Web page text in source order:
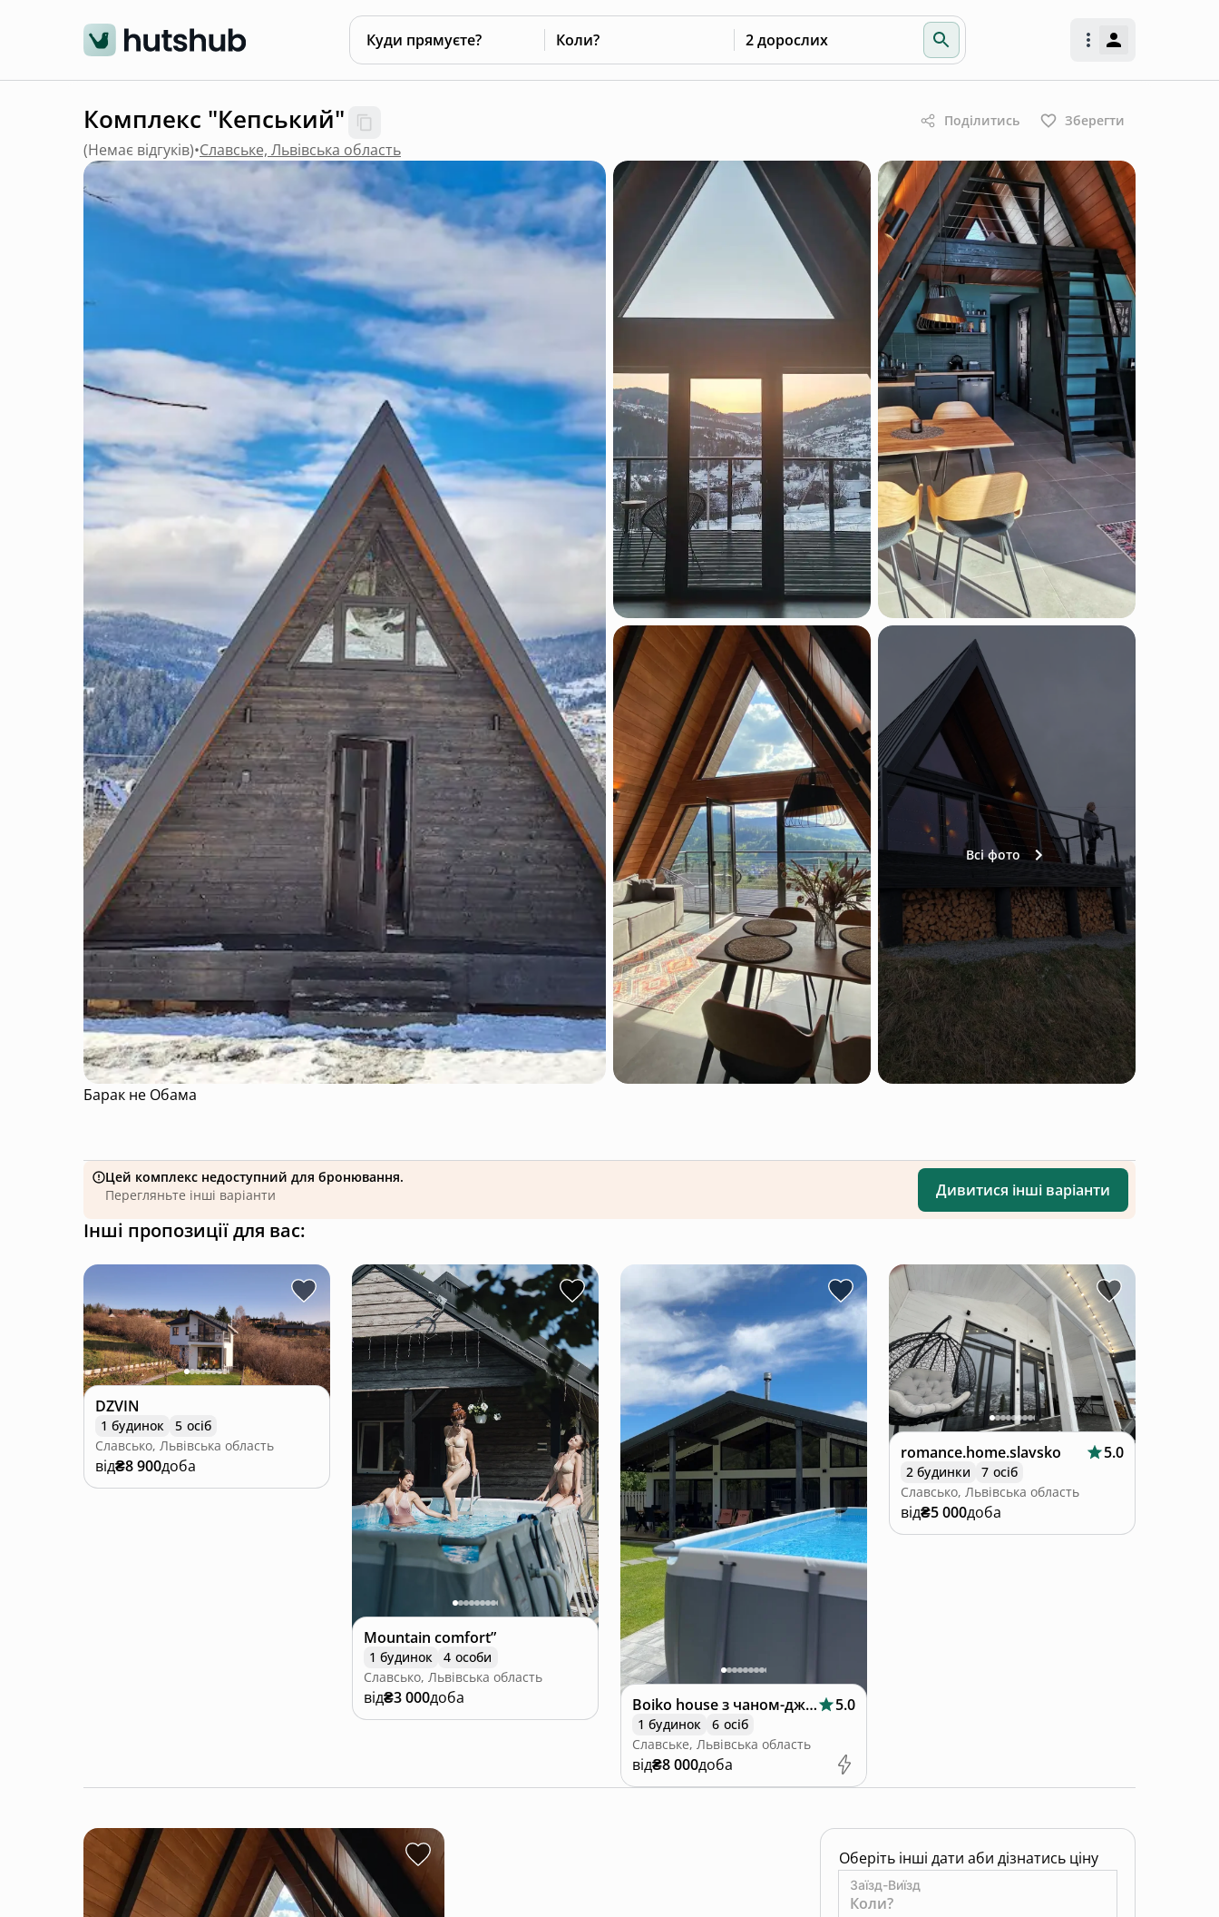
Куди прямуєте? Коли? 2 дорослих
Комплекс "Кепський" Поділитись Зберегти
(Немає відгуків)•Славське, Львівська область
Всі фото
Барак не Обама
Цей комплекс недоступний для бронювання.
Перегляньте інші варіанти
Дивитися інші варіанти
Інші пропозиції для вас:
DZVIN
1 будинок
5 осіб
Славсько, Львівська область
від₴8 900доба
Mountain comfort”
1 будинок
4 особи
Славсько, Львівська область
від₴3 000доба Boiko house з чаном-джакузі та басейном 5.0
1 будинок
6 осіб
Славське, Львівська область
від₴8 000доба
romance.home.slavsko 5.0
2 будинки
7 осіб
Славсько, Львівська область
від₴5 000доба
Оберіть інші дати аби дізнатись ціну
Заїзд-Виїзд
Коли?